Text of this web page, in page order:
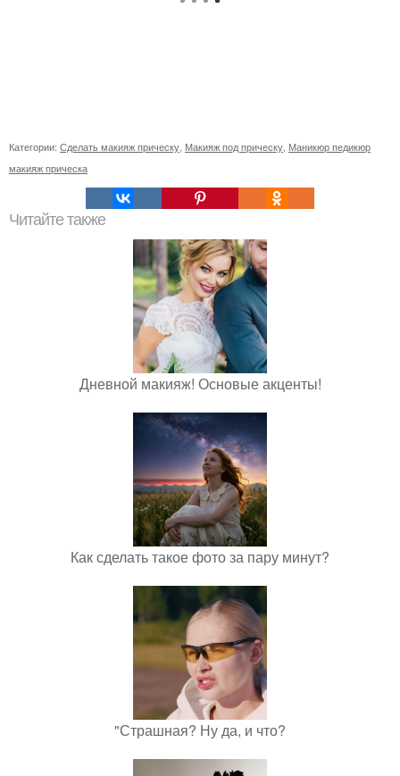
Категории: Сделать макияж прическу Макияж под прическу Маникюр педикюр
макияж прическа
Читайте также
Дневной макияж! Основые акценты!
Как сделать такое фото за пару минут?
"Страшная? Ну да, и что?